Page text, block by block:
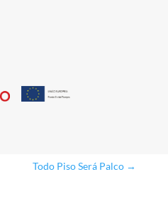
Todo Piso Será Palco →